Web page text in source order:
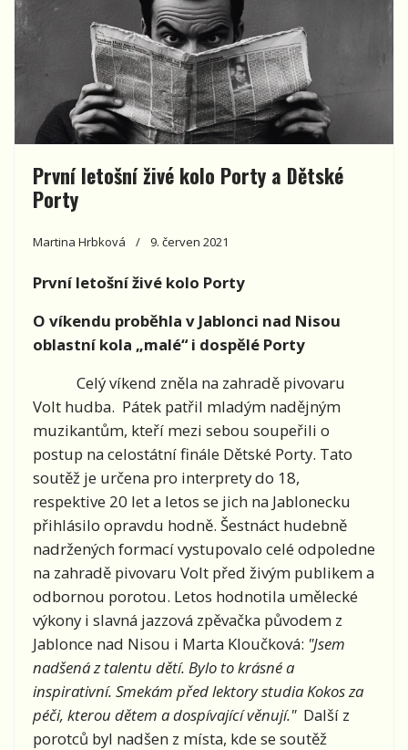
První letošní živé kolo Porty a Dětské
Porty
Martina Hrbková 9. červen 2021
První letošní živé kolo Porty
O víkendu proběhla v Jablonci nad Nisou
oblastní kola „malé“ i dospělé Porty
Celý víkend zněla na zahradě pivovaru
Volt hudba. Pátek patřil mladým nadějným
muzikantům, kteří mezi sebou soupeřili o
postup na celostátní finále Dětské Porty. Tato
soutěž je určena pro interprety do 18,
respektive 20 let a letos se jich na Jablonecku
přihlásilo opravdu hodně. Šestnáct hudebně
nadržených formací vystupovalo celé odpoledne
na zahradě pivovaru Volt před živým publikem a
odbornou porotou. Letos hodnotila umělecké
výkony i slavná jazzová zpěvačka původem z
Jablonce nad Nisou i Marta Kloučková: "Jsem
nadšená z talentu dětí. Bylo to krásné a
inspirativní. Smekám před lektory studia Kokos za
péči, kterou dětem a dospívající věnují."Další z
porotců byl nadšen z místa, kde se soutěž